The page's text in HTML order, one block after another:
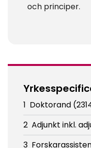
och principer.
1 Doktorand
2 Adjunkt inkl.
3